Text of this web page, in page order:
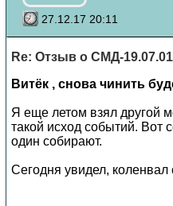
27.12.17 20:11
Re: Отзыв о СМД-
Витёк , снова чинить
Я еще летом взял другой
такой исход событий. Вот
один собирают.
Сегодня увидел, коленвал